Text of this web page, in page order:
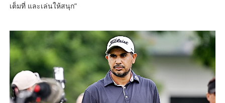
เต็มที่ และเล่นให้สนุก”